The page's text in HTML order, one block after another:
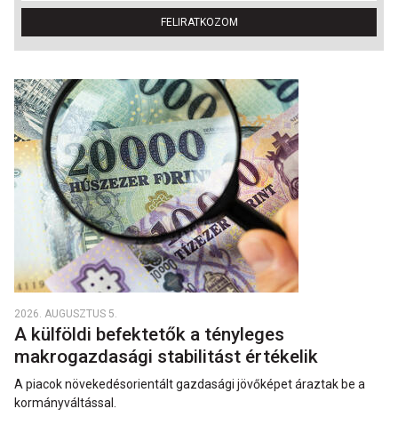
FELIRATKOZOM
2026. AUGUSZTUS 5.
A külföldi befektetők a tényleges
makrogazdasági stabilitást értékelik
A piacok növekedésorientált gazdasági jövőképet áraztak be a
kormányváltással.